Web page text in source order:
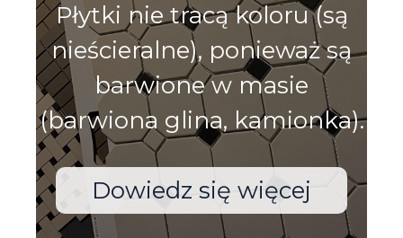
Płytki nie tracą koloru (są
nieścieralne), ponieważ są
barwione w masie
(barwiona glina, kamionka).
Dowiedz się więcej